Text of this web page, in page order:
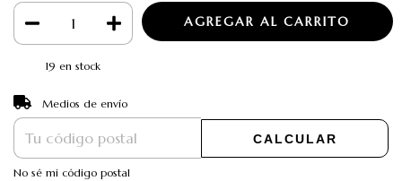
19 en stock
Entregas para el CP:
Medios de envío
CALCULAR
No sé mi código postal